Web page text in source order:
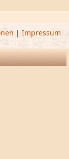
| Impressum